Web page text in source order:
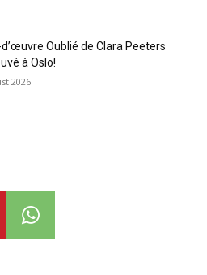
Oublié de Clara Peeters
à Oslo!
2026